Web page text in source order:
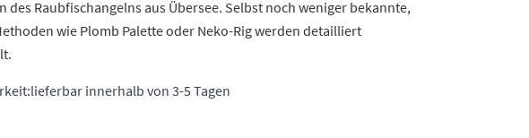
des Raubfischangelns aus Übersee. Selbst noch weniger bekannte,
wie Plomb Palette oder Neko-Rig werden detailliert
lieferbar innerhalb von 3-5 Tagen